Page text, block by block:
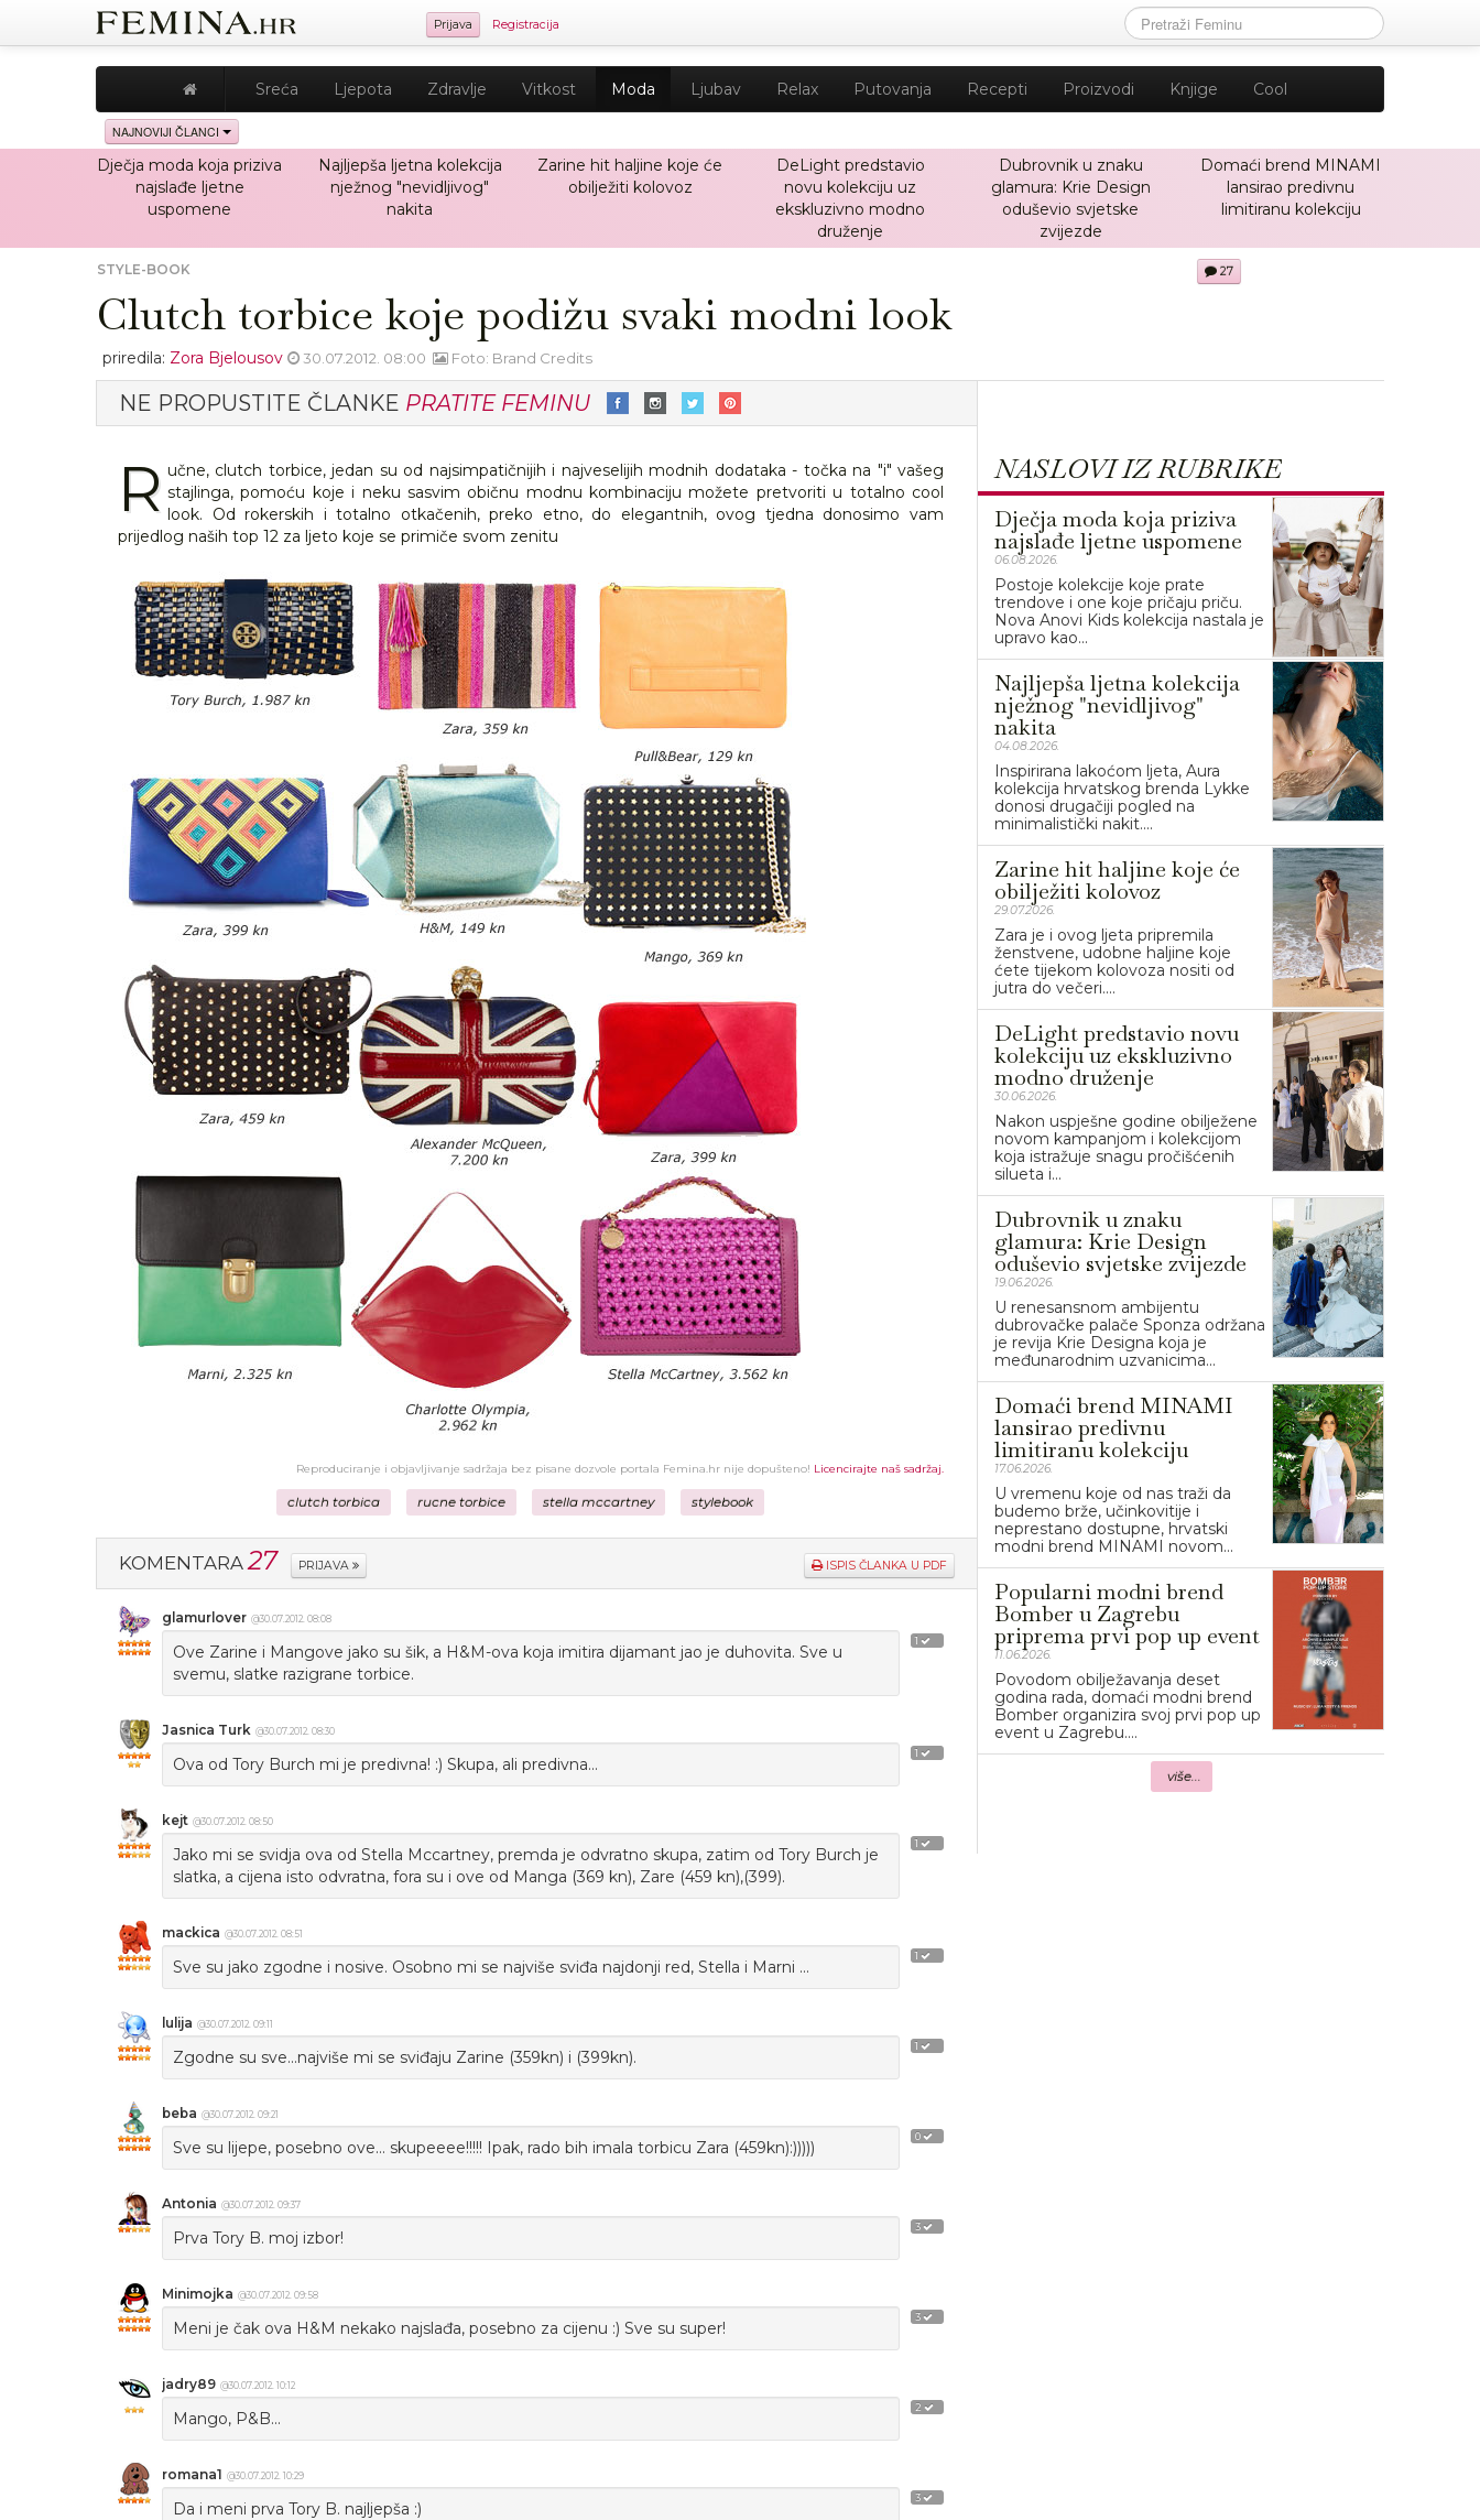
Prijava Registracija
Sreća Ljepota Zdravlje Vitkost Moda Ljubav Relax Putovanja Recepti Proizvodi Knjige Cool
NAJNOVIJI ČLANCI
Dječja moda koja priziva
najslađe ljetne
uspomene
Najljepša ljetna kolekcija
nježnog "nevidljivog"
nakita
Zarine hit haljine koje će
obilježiti kolovoz
DeLight predstavio
novu kolekciju uz
ekskluzivno modno
druženje
Dubrovnik u znaku
glamura: Krie Design
oduševio svjetske
zvijezde
Domaći brend MINAMI
lansirao predivnu
limitiranu kolekciju
STYLE-BOOK
Clutch torbice koje podižu svaki modni look
27
priredila: Zora Bjelousov 30.07.2012. 08:00 Foto: Brand Credits
NE PROPUSTITE ČLANKE PRATITE FEMINU
R učne, clutch torbice, jedan su od najsimpatičnijih i najveselijih modnih dodataka - točka na "i" vašeg
stajlinga, pomoću koje i neku sasvim običnu modnu kombinaciju možete pretvoriti u totalno cool
look. Od rokerskih i totalno otkačenih, preko etno, do elegantnih, ovog tjedna donosimo vam
prijedlog naših top 12 za ljeto koje se primiče svom zenitu
Reproduciranje i objavljivanje sadržaja bez pisane dozvole portala Femina.hr nije dopušteno! Licencirajte naš sadržaj.
clutch torbica rucne torbice stella mccartney stylebook
KOMENTARA27 PRIJAVA ISPIS ČLANKA U PDF
1
glamurlover @30.07.2012. 08:08
Ove Zarine i Mangove jako su šik, a H&M-ova koja imitira dijamant jao je duhovita. Sve u
svemu, slatke razigrane torbice.
1
Jasnica Turk @30.07.2012. 08:30
Ova od Tory Burch mi je predivna! :) Skupa, ali predivna...
1
kejt @30.07.2012. 08:50
Jako mi se svidja ova od Stella Mccartney, premda je odvratno skupa, zatim od Tory Burch je
slatka, a cijena isto odvratna, fora su i ove od Manga (369 kn), Zare (459 kn),(399).
1
mackica @30.07.2012. 08:51
Sve su jako zgodne i nosive. Osobno mi se najviše sviđa najdonji red, Stella i Marni ...
1
lulija @30.07.2012. 09:11
Zgodne su sve...najviše mi se sviđaju Zarine (359kn) i (399kn).
0
beba @30.07.2012. 09:21
Sve su lijepe, posebno ove... skupeeee!!!!! Ipak, rado bih imala torbicu Zara (459kn):)))))
3
Antonia @30.07.2012. 09:37
Prva Tory B. moj izbor!
3
Minimojka @30.07.2012. 09:58
Meni je čak ova H&M nekako najslađa, posebno za cijenu :) Sve su super!
2
jadry89 @30.07.2012. 10:12
Mango, P&B...
3
romana1 @30.07.2012. 10:29
Da i meni prva Tory B. najljepša :)
NASLOVI IZ RUBRIKE
Dječja moda koja priziva
najslađe ljetne uspomene
06.08.2026.
Postoje kolekcije koje prate
trendove i one koje pričaju priču.
Nova Anovi Kids kolekcija nastala je
upravo kao...
Najljepša ljetna kolekcija
nježnog "nevidljivog"
nakita
04.08.2026.
Inspirirana lakoćom ljeta, Aura
kolekcija hrvatskog brenda Lykke
donosi drugačiji pogled na
minimalistički nakit....
Zarine hit haljine koje će
obilježiti kolovoz
29.07.2026.
Zara je i ovog ljeta pripremila
ženstvene, udobne haljine koje
ćete tijekom kolovoza nositi od
jutra do večeri....
DeLight predstavio novu
kolekciju uz ekskluzivno
modno druženje
30.06.2026.
Nakon uspješne godine obilježene
novom kampanjom i kolekcijom
koja istražuje snagu pročišćenih
silueta i...
Dubrovnik u znaku
glamura: Krie Design
oduševio svjetske zvijezde
19.06.2026.
U renesansnom ambijentu
dubrovačke palače Sponza održana
je revija Krie Designa koja je
međunarodnim uzvanicima...
Domaći brend MINAMI
lansirao predivnu
limitiranu kolekciju
17.06.2026.
U vremenu koje od nas traži da
budemo brže, učinkovitije i
neprestano dostupne, hrvatski
modni brend MINAMI novom...
Popularni modni brend
Bomber u Zagrebu
priprema prvi pop up event
11.06.2026.
Povodom obilježavanja deset
godina rada, domaći modni brend
Bomber organizira svoj prvi pop up
event u Zagrebu....
više...